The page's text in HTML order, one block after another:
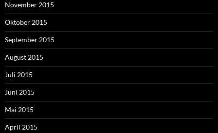
November 2015
Oktober 2015
September 2015
August 2015
Juli 2015
Juni 2015
Mai 2015
April 2015